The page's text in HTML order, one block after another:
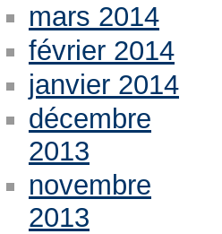
mars 2014
février 2014
janvier 2014
décembre
2013
novembre
2013